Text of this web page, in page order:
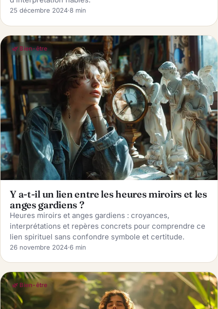
25 décembre 2024·8 min
🌿 Bien-être
Y a-t-il un lien entre les heures miroirs et les
anges gardiens ?
Heures miroirs et anges gardiens : croyances,
interprétations et repères concrets pour comprendre ce
lien spirituel sans confondre symbole et certitude.
26 novembre 2024·6 min
🌿 Bien-être